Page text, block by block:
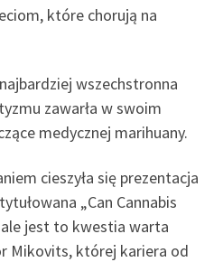
które chorują na
wszechstronna
zawarła w swoim
medycznej marihuany.
cieszyła się prezentacja
„Can Cannabis
jest to kwestia warta
Mikovits, której kariera od